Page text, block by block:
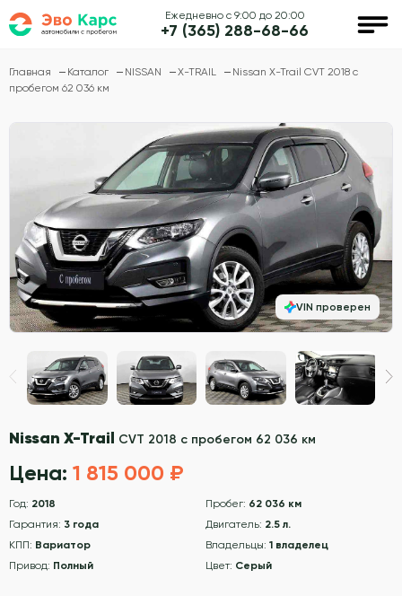
Ежедневно с 9:00 до 20:00
+7 (365) 288-68-66
Главная Каталог NISSAN X-TRAIL
Nissan X-Trail CVT 2018 с
пробегом 62 036 км
Nissan X-Trail CVT 2018 с пробегом 62 036 км
Цена: 1 815 000 ₽
Год: 2018 Пробег: 62 036 км
Гарантия: 3 года Двигатель: 2.5 л.
КПП: Вариатор Владельцы: 1 владелец
Привод: Полный Цвет: Серый
VIN проверен